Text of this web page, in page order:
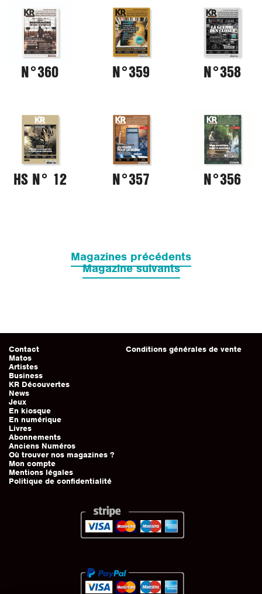
N°360 N°359 N°358
HS N° 12 N°357 N°356
Magazines précédents
Magazine suivants
Contact
Matos
Artistes
Business
KR Découvertes
News
Jeux
En kiosque
En numérique
Livres
Abonnements
Anciens Numéros
Où trouver nos magazines ?
Mon compte
Mentions légales
Politique de confidentialité
Conditions générales de vente